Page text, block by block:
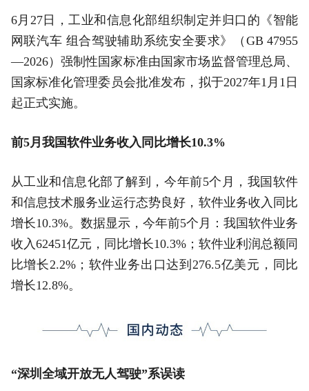
6月27日，工业和信息化部组织制定并归口的《智能
网联汽车 组合驾驶辅助系统安全要求》（GB 47955
—2026）强制性国家标准由国家市场监督管理总局、
国家标准化管理委员会批准发布，拟于2027年1月1日
起正式实施。
前5月我国软件业务收入同比增长10.3%
从工业和信息化部了解到，今年前5个月，我国软件
和信息技术服务业运行态势良好，软件业务收入同比
增长10.3%。数据显示，今年前5个月：我国软件业务
收入62451亿元，同比增长10.3%；软件业利润总额同
比增长2.2%；软件业务出口达到276.5亿美元，同比
增长12.8%。
“深圳全域开放无人驾驶”系误读